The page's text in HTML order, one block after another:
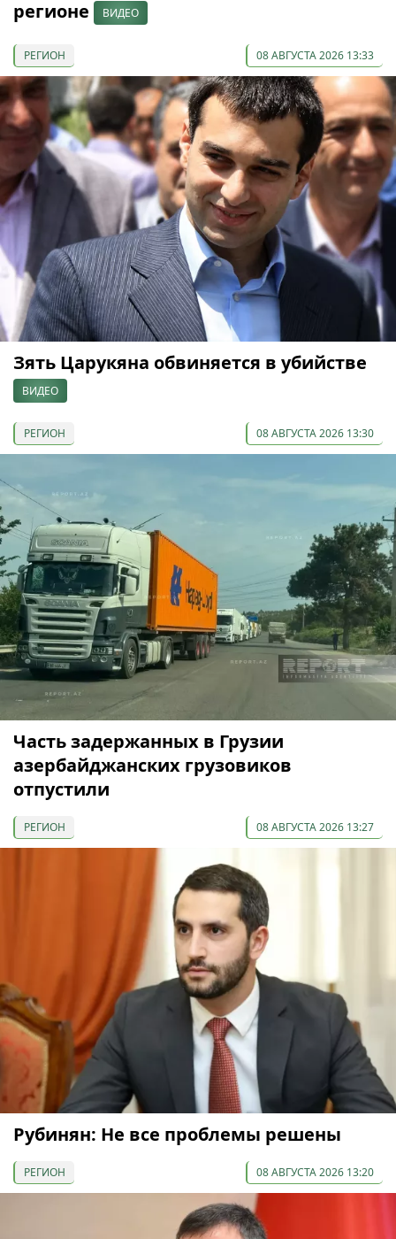
регионе
ВИДЕО
РЕГИОН 08 АВГУСТА 2026 13:33
Зять Царукяна обвиняется в убийстве
ВИДЕО
РЕГИОН 08 АВГУСТА 2026 13:30
Часть задержанных в Грузии
азербайджанских грузовиков
отпустили
РЕГИОН 08 АВГУСТА 2026 13:27
Рубинян: Не все проблемы решены
РЕГИОН 08 АВГУСТА 2026 13:20